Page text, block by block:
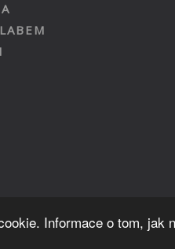
Informace o tom, jak